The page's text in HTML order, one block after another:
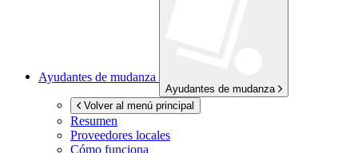
Ayudantes de mudanza
Ayudantes de mudanza
Volver al menú principal
Resumen
Proveedores locales
Cómo funciona